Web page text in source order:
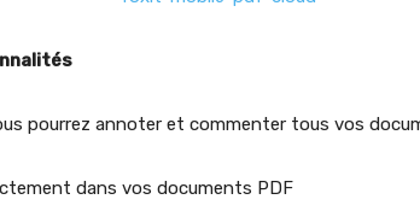
pourrez annoter et commenter tous vos
dans vos documents PDF